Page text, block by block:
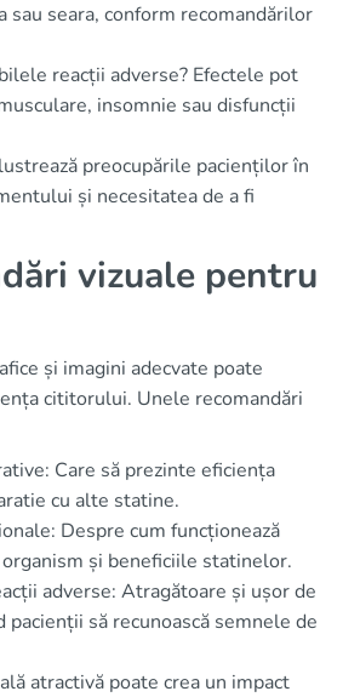
sau seara, conform recomandărilor
reacții adverse? Efectele pot
insomnie sau disfuncții
preocupările pacienților în
și necesitatea de a fi
vizuale pentru
și imagini adecvate poate
cititorului. Unele recomandări
Care să prezinte eficiența
cu alte statine.
Despre cum funcționează
și beneficiile statinelor.
adverse: Atragătoare și ușor de
pacienții să recunoască semnele de
atractivă poate crea un impact